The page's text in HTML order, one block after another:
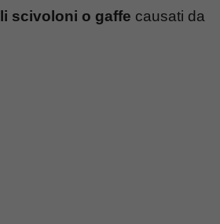
scivoloni o gaffe causati da